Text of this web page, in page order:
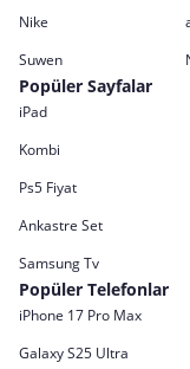
Nike
Suwen
Popüler Sayfalar
iPad
Kombi
Ps5 Fiyat
Ankastre Set
Samsung Tv
Popüler Telefonlar
iPhone 17 Pro Max
Galaxy S25 Ultra